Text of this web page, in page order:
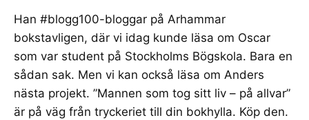
Han #blogg100-bloggar på Arhammar
bokstavligen, där vi idag kunde läsa om Oscar
som var student på Stockholms Bögskola. Bara en
sådan sak. Men vi kan också läsa om Anders
nästa projekt. ”Mannen som tog sitt liv – på allvar”
är på väg från tryckeriet till din bokhylla. Köp den.